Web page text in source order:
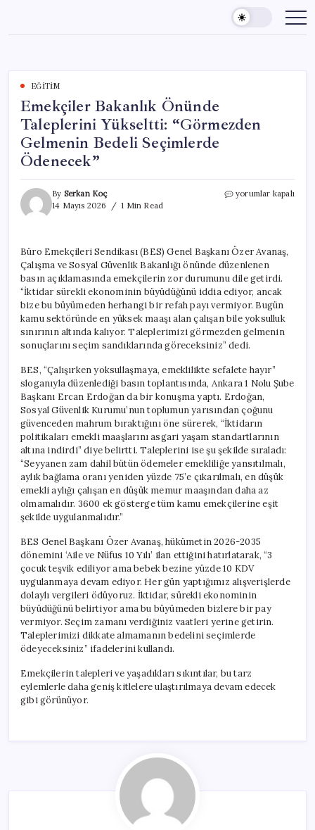
content
EĞITIM
Emekçiler Bakanlık Önünde
Taleplerini Yükseltti: “Görmezden
Gelmenin Bedeli Seçimlerde
Ödenecek”
By Serkan Koç
14 Mayıs 2026
1 Min Read
Emekçiler
“Görmezden
Gelmenin
Bedeli
Seçimlerde
Ödenecek”
için
yorumlar kapalı
Büro Emekçileri Sendikası (BES) Genel Başkanı Özer Avanaş,
Çalışma ve Sosyal Güvenlik Bakanlığı önünde düzenlenen
basın açıklamasında emekçilerin zor durumunu dile getirdi.
“İktidar sürekli ekonominin büyüdüğünü iddia ediyor, ancak
bize bu büyümeden herhangi bir refah payı vermiyor. Bugün
kamu sektöründe en yüksek maaşı alan çalışan bile yoksulluk
sınırının altında kalıyor. Taleplerimizi görmezden gelmenin
sonuçlarını seçim sandıklarında göreceksiniz” dedi.
BES, “Çalışırken yoksullaşmaya, emeklilikte sefalete hayır”
sloganıyla düzenlediği basın toplantısında, Ankara 1 Nolu Şube
Başkanı Ercan Erdoğan da bir konuşma yaptı. Erdoğan,
Sosyal Güvenlik Kurumu’nun toplumun yarısından çoğunu
güvenceden mahrum bıraktığını öne sürerek, “İktidarın
politikaları emekli maaşlarını asgari yaşam standartlarının
altına indirdi” diye belirtti. Taleplerini ise şu şekilde sıraladı:
“Seyyanen zam dahil bütün ödemeler emekliliğe yansıtılmalı,
aylık bağlama oranı yeniden yüzde 75’e çıkarılmalı, en düşük
emekli aylığı çalışan en düşük memur maaşından daha az
olmamalıdır. 3600 ek gösterge tüm kamu emekçilerine eşit
şekilde uygulanmalıdır.”
BES Genel Başkanı Özer Avanaş, hükümetin 2026-2035
dönemini ‘Aile ve Nüfus 10 Yılı’ ilan ettiğini hatırlatarak, “3
çocuk teşvik ediliyor ama bebek bezine yüzde 10 KDV
uygulanmaya devam ediyor. Her gün yaptığımız alışverişlerde
dolaylı vergileri ödüyoruz. İktidar, sürekli ekonominin
büyüdüğünü belirtiyor ama bu büyümeden bizlere bir pay
vermiyor. Seçim zamanı verdiğiniz vaatleri yerine getirin.
Taleplerimizi dikkate almamanın bedelini seçimlerde
ödeyeceksiniz” ifadelerini kullandı.
Emekçilerin talepleri ve yaşadıkları sıkıntılar, bu tarz
eylemlerle daha geniş kitlelere ulaştırılmaya devam edecek
gibi görünüyor.